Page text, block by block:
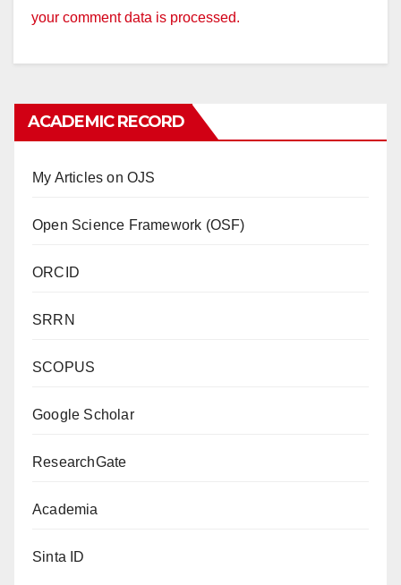
your comment data is processed.
ACADEMIC RECORD
My Articles on OJS
Open Science Framework (OSF)
ORCID
SRRN
SCOPUS
Google Scholar
ResearchGate
Academia
Sinta ID